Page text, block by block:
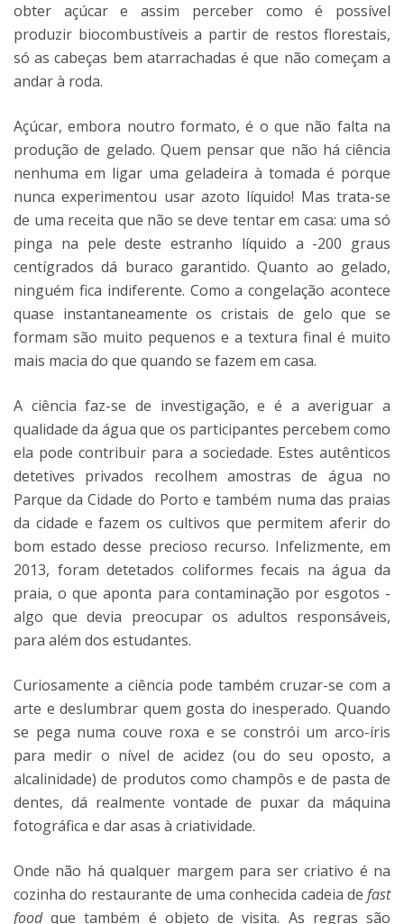
obter açúcar e assim perceber como é possível
produzir biocombustíveis a partir de restos florestais,
só as cabeças bem atarrachadas é que não começam a
andar à roda.
Açúcar, embora noutro formato, é o que não falta na
produção de gelado. Quem pensar que não há ciência
nenhuma em ligar uma geladeira à tomada é porque
nunca experimentou usar azoto líquido! Mas trata-se
de uma receita que não se deve tentar em casa: uma só
pinga na pele deste estranho líquido a -200 graus
centígrados dá buraco garantido. Quanto ao gelado,
ninguém fica indiferente. Como a congelação acontece
quase instantaneamente os cristais de gelo que se
formam são muito pequenos e a textura final é muito
mais macia do que quando se fazem em casa.
A ciência faz-se de investigação, e é a averiguar a
qualidade da água que os participantes percebem como
ela pode contribuir para a sociedade. Estes autênticos
detetives privados recolhem amostras de água no
Parque da Cidade do Porto e também numa das praias
da cidade e fazem os cultivos que permitem aferir do
bom estado desse precioso recurso. Infelizmente, em
2013, foram detetados coliformes fecais na água da
praia, o que aponta para contaminação por esgotos -
algo que devia preocupar os adultos responsáveis,
para além dos estudantes.
Curiosamente a ciência pode também cruzar-se com a
arte e deslumbrar quem gosta do inesperado. Quando
se pega numa couve roxa e se constrói um arco-íris
para medir o nível de acidez (ou do seu oposto, a
alcalinidade) de produtos como champôs e de pasta de
dentes, dá realmente vontade de puxar da máquina
fotográfica e dar asas à criatividade.
Onde não há qualquer margem para ser criativo é na
cozinha do restaurante de uma conhecida cadeia de fast
foodque também é objeto de visita. As regras são